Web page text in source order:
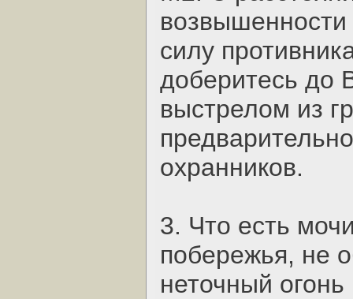
силу
доберитесь до
выстрелом из
охранников.
3. Что есть
побережья, не
неточный огонь